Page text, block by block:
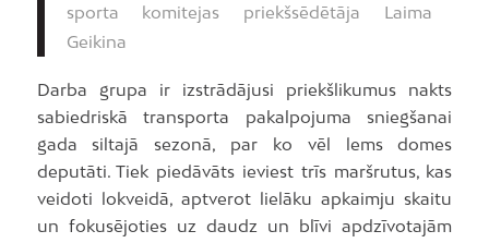
sporta komitejas priekšsēdētāja Laima
Geikina
Darba grupa ir izstrādājusi priekšlikumus nakts
sabiedriskā transporta pakalpojuma sniegšanai
gada siltajā sezonā, par ko vēl lems domes
deputāti. Tiek piedāvāts ieviest trīs maršrutus, kas
veidoti lokveidā, aptverot lielāku apkaimju skaitu
un fokusējoties uz daudz un blīvi apdzīvotajām